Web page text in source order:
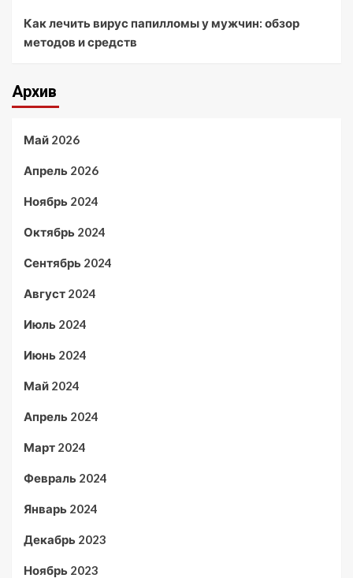
Как лечить вирус папилломы у мужчин: обзор
методов и средств
Архив
Май 2026
Апрель 2026
Ноябрь 2024
Октябрь 2024
Сентябрь 2024
Август 2024
Июль 2024
Июнь 2024
Май 2024
Апрель 2024
Март 2024
Февраль 2024
Январь 2024
Декабрь 2023
Ноябрь 2023